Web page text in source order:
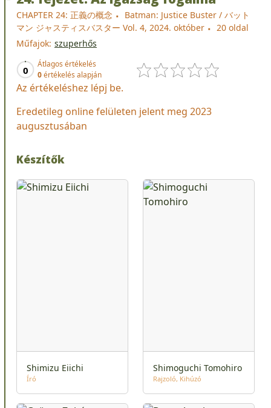
CHAPTER 24: 正義の概念
Batman: Justice Buster / バット
マン ジャスティスバスター Vol. 4, 2024. október
20 oldal
Műfajok: szuperhős
0
Átlagos értékelés
0értékelés alapján
Az értékeléshez lépj be.
Eredetileg online felületen jelent meg 2023
augusztusában
Készítők
Shimizu Eiichi
Író
Shimoguchi Tomohiro
Rajzoló Kihúzó